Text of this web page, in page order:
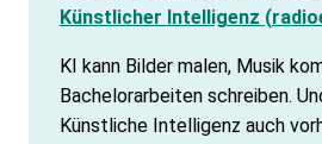
Künstlicher Intelligenz
KI kann Bilder malen, Musik
Bachelorarbeiten schreiben.
Künstliche Intelligenz auch